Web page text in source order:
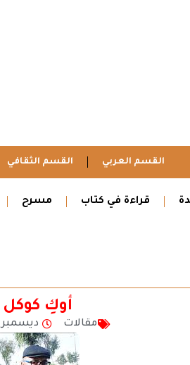
القسم العربي القسم الثقافي
قراءة في كتاب مسرح
أوكِ كوكل
مقالات ديسمبر 4, 2018